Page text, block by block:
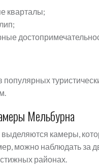
кварталы;
Мельбурна
камеры,
можно наблюдать за
районах.